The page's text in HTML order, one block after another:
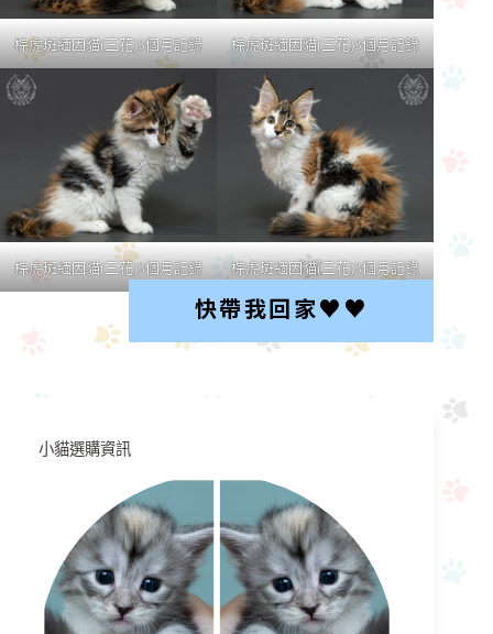
棕虎斑緬因貓(三花)3個月記錄 棕虎斑緬因貓(三花)3個月記錄
棕虎斑緬因貓(三花)3個月記錄 棕虎斑緬因貓(三花)3個月記錄
快帶我回家♥︎♥︎
小貓選購資訊